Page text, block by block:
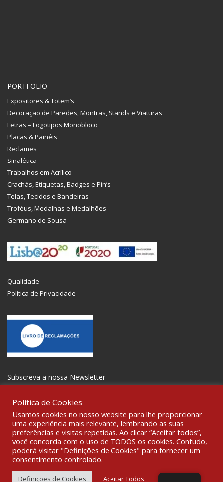
PORTFOLIO
Expositores & Totem’s
Decoração de Paredes, Montras, Stands e Viaturas
Letras – Logotipos Monobloco
Placas & Painéis
Reclames
Sinalética
Trabalhos em Acrílico
Crachás, Etiquetas, Badges e Pin’s
Telas, Tecidos e Bandeiras
Troféus, Medalhas e Medalhões
Germano de Sousa
Qualidade
Política de Privacidade
Subscreva a nossa Newsletter
SOCIALIZE
© 2021 All rights reserved Gravoplot-Gravação,Impressão e
Sinalética Lda. WebDesign:
Fibra Design.
Política de Cookies
Usamos cookies no nosso website para lhe proporcionar
uma experiência mais relevante, lembrando as suas
preferências e visitas repetidas. Ao clicar “Aceitar todos”,
você concorda com o uso de TODOS os cookies. Contudo,
poderá visitar "Definições de Cookies" para fornecer um
consentimento controlado.
Definições de Cookies Aceitar Todos